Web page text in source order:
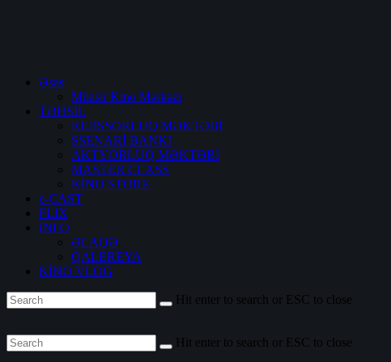
Əsas
Müasir Kino Mərkəzi
TƏHSİL
REJİSSORLUQ MƏKTƏBİ
SSENARİ BANKI
AKTYORLUQ MƏKTƏBİ
MASTER CLASS
KİNO STORE
e-CAST
FLIX
İNFO
ƏLAQƏ
QALEREYA
KİNO VLOG
Hit enter to search or ESC to close
Hit enter to search or ESC to close